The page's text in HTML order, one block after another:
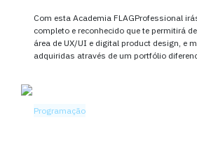
Com esta Academia FLAGProfessional
completo e reconhecido que te permitirá
área de UX/UI e digital product design, e
adquiridas através de um portfólio
Programação